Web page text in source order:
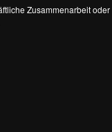
Zusammenarbeit